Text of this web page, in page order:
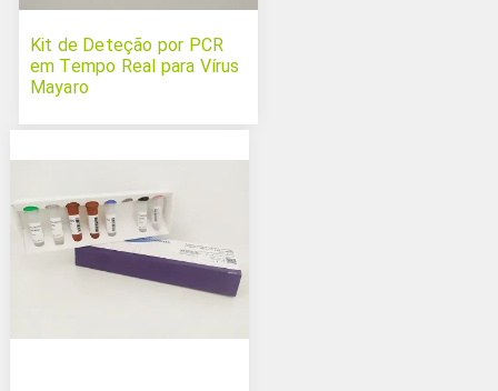
Kit de Deteção por PCR
em Tempo Real para Vírus
Mayaro